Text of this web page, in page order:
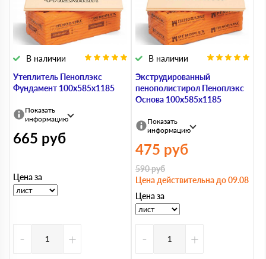
Утеплитель Пеноплэкс
Фундамент 100х585х1185
В наличии
Показать
информацию
665 руб
Цена за
- +
Экструдированный
пенополистирол Пеноплэкс
Основа 100х585х1185
В наличии
Показать
информацию
475 руб
590руб
Цена действительна до 09.08
Цена за
- +